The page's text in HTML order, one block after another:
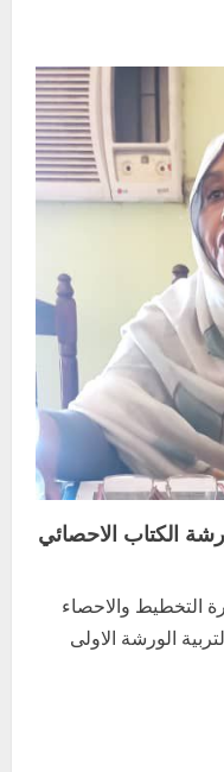
الكتاب الاحصائي
التخطيط والاحصاء
الورشة الاولى